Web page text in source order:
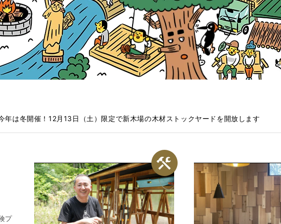
年は冬開催！12月13日（土）限定で新木場の木材ストックヤードを開放します
プ